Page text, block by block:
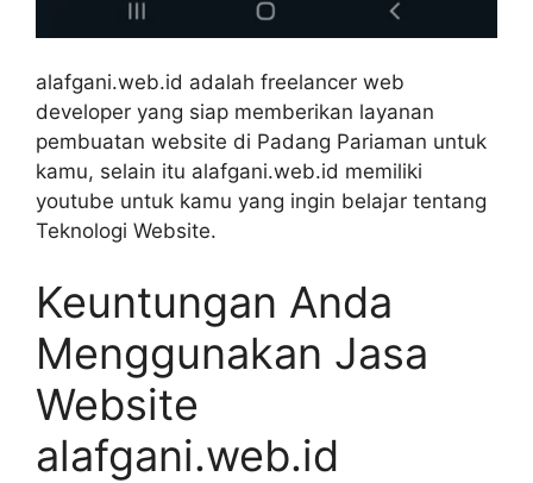
alafgani.web.id adalah freelancer web
developer yang siap memberikan layanan
pembuatan website di Padang Pariaman untuk
kamu, selain itu alafgani.web.id memiliki
youtube untuk kamu yang ingin belajar tentang
Teknologi Website.
Keuntungan Anda
Menggunakan Jasa
Website
alafgani.web.id